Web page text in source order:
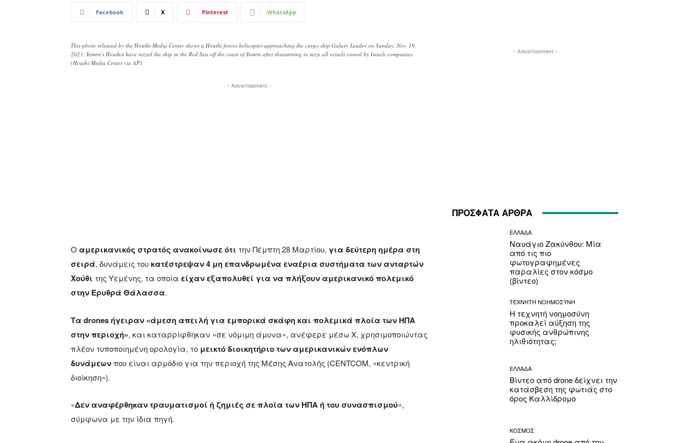
Facebook X Pinterest WhatsApp
This photo released by the Houthi Media Center shows a Houthi forces helicopter approaching the cargo ship Galaxy Leader on Sunday, Nov. 19,
2023. Yemen's Houthis have seized the ship in the Red Sea off the coast of Yemen after threatening to seize all vessels owned by Israeli companies.
(Houthi Media Center via AP)
- Advertisement -
Ο αμερικανικός στρατός ανακοίνωσε ότι την Πέμπτη 28 Μαρτίου, για δεύτερη ημέρα στη
σειρά, δυνάμεις τουκατέστρεψαν 4 μη επανδρωμένα εναέρια συστήματα των ανταρτών
Χούθι της Υεμένης, τα οποία είχαν εξαπολυθεί για να πλήξουν αμερικανικό πολεμικό
στην Ερυθρά Θάλασσα.
Τα drones ήγειραν «άμεση απειλή για εμπορικά σκάφη και πολεμικά πλοία των ΗΠΑ
στην περιοχή», και καταρρίφθηκαν «σε νόμιμη άμυνα», ανέφερε μέσω X, χρησιμοποιώντας
πλέον τυποποιημένη ορολογία, το μεικτό διοικητήριο των αμερικανικών ενόπλων
δυνάμεωνπου είναι αρμόδιο για την περιοχή της Μέσης Ανατολής (CENTCOM, «κεντρική
διοίκηση»).
«Δεν αναφέρθηκαν τραυματισμοί ή ζημιές σε πλοία των ΗΠΑ ή του συνασπισμού»,
σύμφωνα με την ίδια πηγή.
- Advertisement -
ΠΡΟΣΦΑΤΑ ΑΡΘΡΑ
ΕΛΛΑΔΑ
Ναυάγιο Ζακύνθου: Μία
από τις πιο
φωτογραφημένες
παραλίες στον κόσμο
(βίντεο)
ΤΕΧΝΗΤΗ ΝΟΗΜΟΣΥΝΗ
Η τεχνητή νοημοσύνη
προκαλεί αύξηση της
φυσικής ανθρώπινης
ηλιθιότητας;
ΕΛΛΑΔΑ
Βίντεο από drone δείχνει την
κατάσβεση της φωτιάς στο
όρος Καλλίδρομο
ΚΟΣΜΟΣ